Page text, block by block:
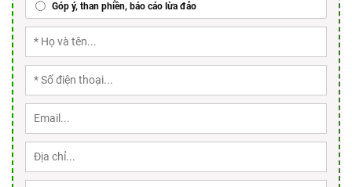
Góp ý, than phiền, báo cáo lừa đảo